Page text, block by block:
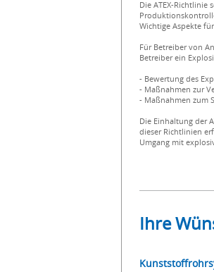
Die ATEX-
Wichtige Aspekte
Für Betreiber von
Betreiber ein
- Bewertung des
- Maßnahmen zur
- Maßnahmen zum
Die Einhaltung der
dieser Richtlinien
Umgang mit
Ihre